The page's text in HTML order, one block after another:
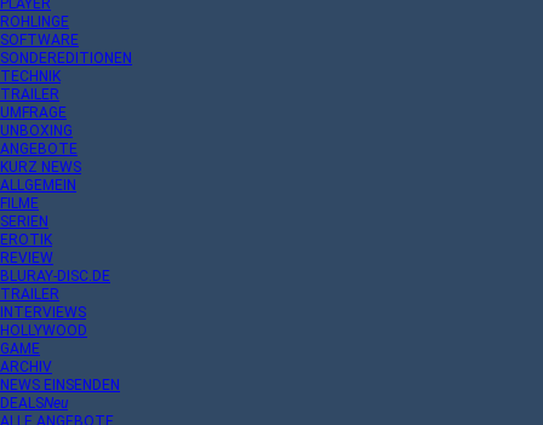
PLAYER
ROHLINGE
SOFTWARE
SONDEREDITIONEN
TECHNIK
TRAILER
UMFRAGE
UNBOXING
ANGEBOTE
KURZ NEWS
ALLGEMEIN
FILME
SERIEN
EROTIK
REVIEW
BLURAY-DISC.DE
TRAILER
INTERVIEWS
HOLLYWOOD
GAME
ARCHIV
NEWS EINSENDEN
DEALSNeu
ALLE ANGEBOTE